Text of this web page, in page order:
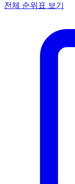
전체 순위표 보기